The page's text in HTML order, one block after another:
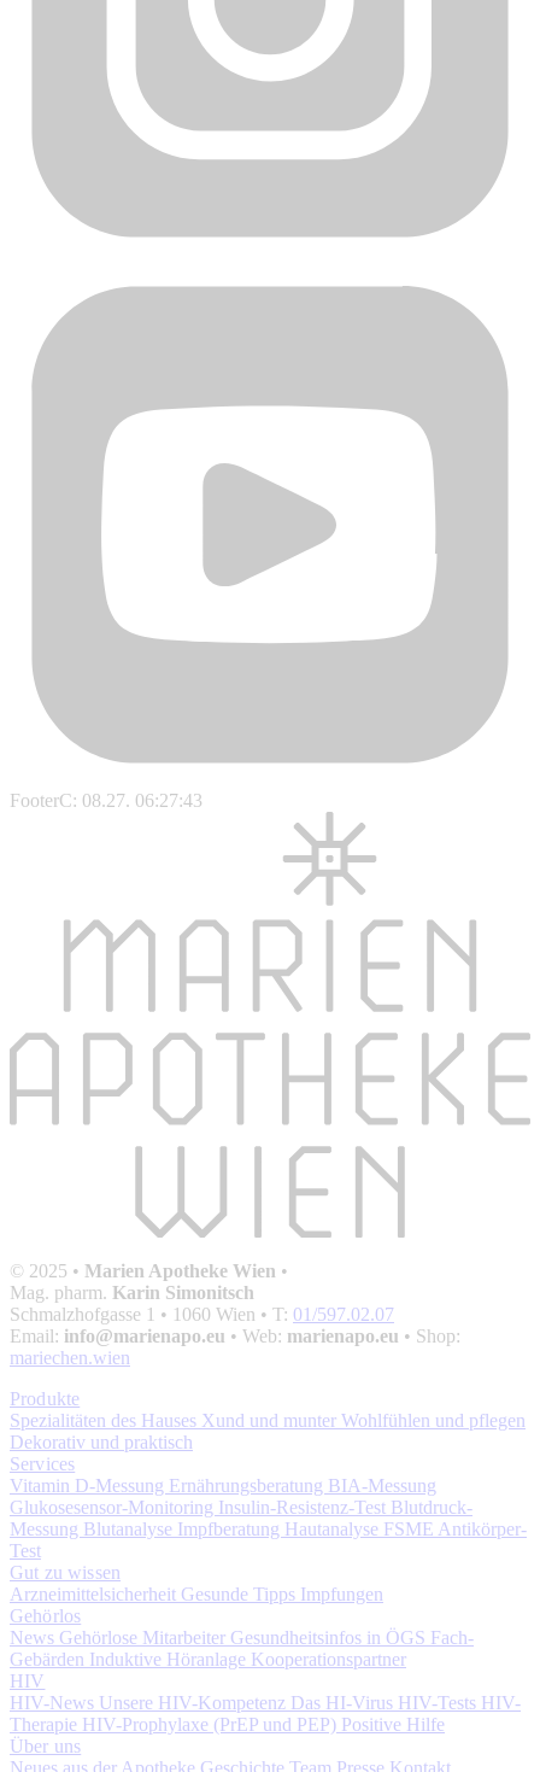
FooterC: 08.27. 06:27:43
© 2025 • Marien Apotheke Wien •
Mag. pharm. Karin Simonitsch
Schmalzhofgasse 1 • 1060 Wien • T: 01/597.02.07
Email: info@marienapo.eu • Web: marienapo.eu • Shop:
mariechen.wien
Produkte
Spezialitäten des Hauses Xund und munter Wohlfühlen und pflegen
Dekorativ und praktisch
Services
Vitamin D-Messung Ernährungsberatung BIA-Messung
Glukosesensor-Monitoring Insulin-Resistenz-Test Blutdruck-
Messung Blutanalyse Impfberatung Hautanalyse FSME Antikörper-
Test
Gut zu wissen
Arzneimittelsicherheit Gesunde Tipps Impfungen
Gehörlos
News Gehörlose Mitarbeiter Gesundheitsinfos in ÖGS Fach-
Gebärden Induktive Höranlage Kooperationspartner
HIV
HIV-News Unsere HIV-Kompetenz Das HI-Virus HIV-Tests HIV-
Therapie HIV-Prophylaxe (PrEP und PEP) Positive Hilfe
Über uns
Neues aus der Apotheke Geschichte Team Presse Kontakt